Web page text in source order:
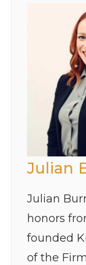
Julian
Julian
honors
founded
of the